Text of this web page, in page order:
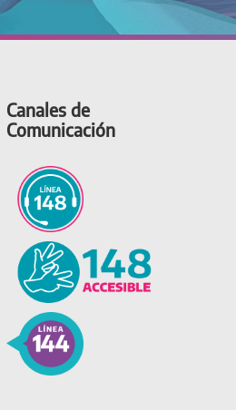
Canales de
Comunicación